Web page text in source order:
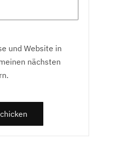
und Website in
nächsten